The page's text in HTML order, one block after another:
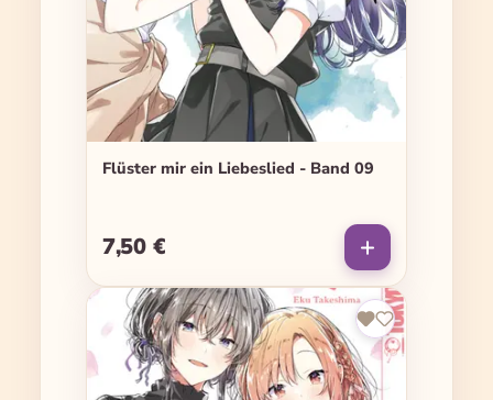
Flüster mir ein Liebeslied - Band 09
Regulärer Preis:
7,50 €